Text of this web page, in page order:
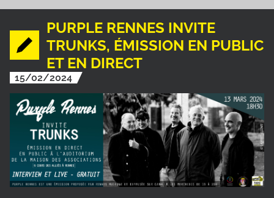
PURPLE RENNES INVITE
TRUNKS, ÉMISSION EN PUBLIC
ET EN DIRECT
15/02/2024